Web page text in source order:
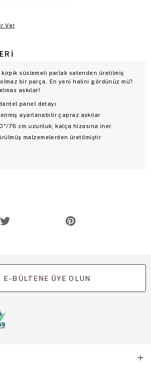
Ver
süslemeli parlak satenden üretilmiş
bir parça. En yeni halini gördünüz mü?
askılar!
panel detayı
ayarlanabilir çapraz askılar
76 cm uzunluk; kalça hizasına iner
malzemelerden üretilmiştir
E-BÜLTENE ÜYE OLUN